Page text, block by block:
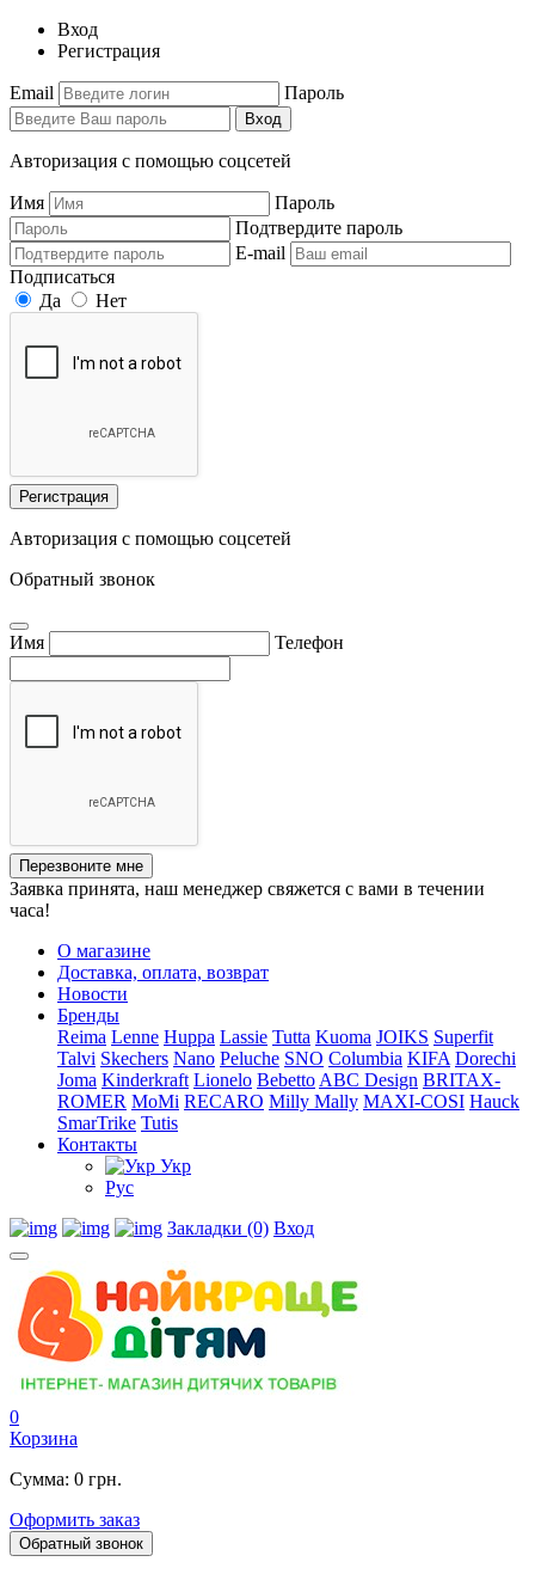
Вход
Регистрация
Email Пароль
Вход
Авторизация с помощью соцсетей
Имя
Пароль
Подтвердите пароль
E-mail
Подписаться
Да
Нет
Регистрация
Авторизация с помощью соцсетей
Обратный звонок
Имя Телефон
Перезвоните мне
Заявка принята, наш менеджер свяжется с вами в течении
часа!
О магазине
Доставка, оплата, возврат
Новости
Бренды
Reima Lenne Huppa Lassie Tutta Kuoma JOIKS Superfit
Talvi Skechers Nano Peluche SNO Columbia KIFA Dorechi
Joma Kinderkraft Lionelo Bebetto ABC Design BRITAX-
ROMER MoMi RECARO Milly Mally MAXI-COSI Hauck
SmarTrike Tutis
Контакты
Укр
Рус
Закладки (0) Вход
0
Корзина
Сумма: 0 грн.
Оформить заказ
Обратный звонок